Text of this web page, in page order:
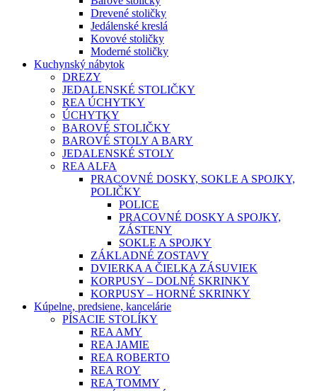
Drevené stoličky
Jedálenské kreslá
Kovové stoličky
Moderné stoličky
Kuchynský nábytok
DREZY
JEDALENSKÉ STOLIČKY
REA ÚCHYTKY
ÚCHYTKY
BAROVÉ STOLIČKY
BAROVÉ STOLY A BARY
JEDALENSKÉ STOLY
REA ALFA
PRACOVNÉ DOSKY, SOKLE A SPOJKY,
POLIČKY
POLICE
PRACOVNÉ DOSKY A SPOJKY,
ZÁSTENY
SOKLE A SPOJKY
ZÁKLADNÉ ZOSTAVY
DVIERKA A ČIELKA ZÁSUVIEK
KORPUSY – DOLNÉ SKRINKY
KORPUSY – HORNÉ SKRINKY
Kúpelne, predsiene, kancelárie
PÍSACIE STOLÍKY
REA AMY
REA JAMIE
REA ROBERTO
REA ROY
REA TOMMY